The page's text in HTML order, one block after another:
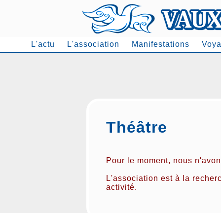
L'actu L'association Manifestations
Théâtre
Pour le moment, nous
L'association est à la
activité.